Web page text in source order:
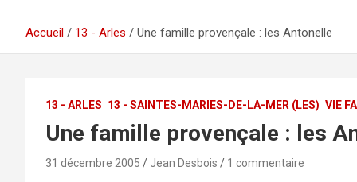
Accueil 13 - Arles Une famille provençale : les Antonelle
13 - ARLES 13 - SAINTES-MARIES-DE-LA-MER (LES) VIE
Une famille provençale : les
31 décembre 2005 Jean Desbois 1 commentaire